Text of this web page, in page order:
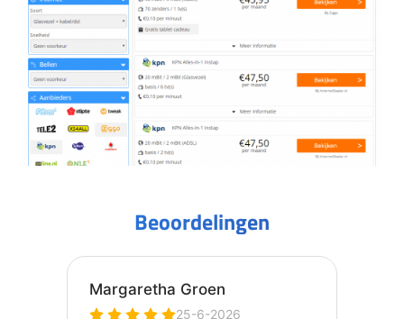
Beoordelingen